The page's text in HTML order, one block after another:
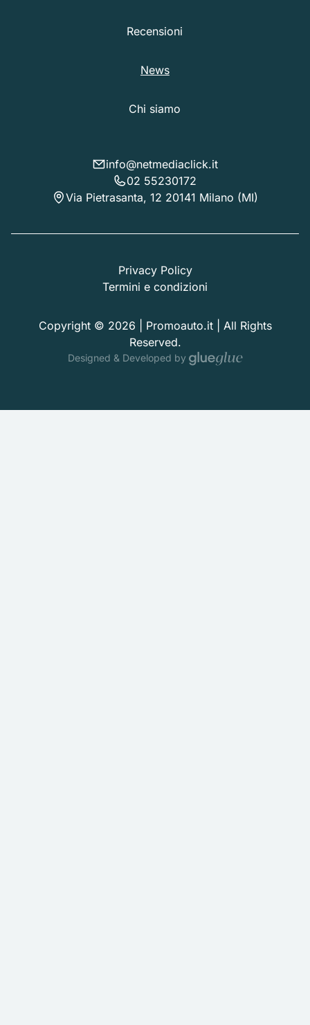
Recensioni
News
Chi siamo
info@netmediaclick.it
02 55230172
Via Pietrasanta, 12 20141 Milano (MI)
Privacy Policy
Termini e condizioni
Copyright © 2026 | Promoauto.it | All Rights
Reserved.
Designed & Developed by